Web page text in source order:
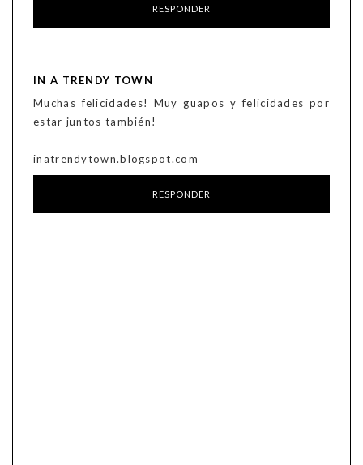
RESPONDER
IN A TRENDY TOWN
Muchas felicidades! Muy guapos y felicidades por
estar juntos también!
inatrendytown.blogspot.com
RESPONDER